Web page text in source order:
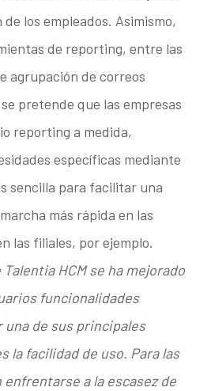
los empleados. Asimismo,
de reporting, entre las
agrupación de correos
pretende que las empresas
reporting a medida,
específicas mediante
sencilla para facilitar una
más rápida en las
las filiales, por ejemplo.
HCM se ha mejorado
funcionalidades
una de sus principales
la facilidad de uso. Para las
a la escasez de